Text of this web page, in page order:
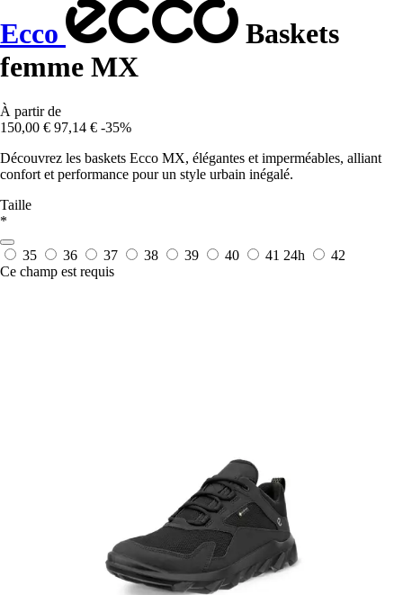
Ecco
Baskets
femme MX
À partir de
150,00 € 97,14 € -35%
Découvrez les baskets Ecco MX, élégantes et imperméables, alliant
confort et performance pour un style urbain inégalé.
Taille
*
35 36 37 38 39 40 41 24h
42
Ce champ est requis